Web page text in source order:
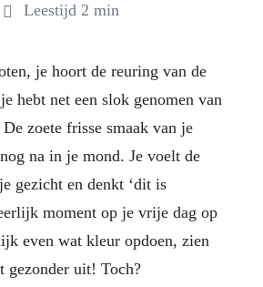
Leestijd 2 min
je hoort de reuring van de
hebt net een slok genomen van
zoete frisse smaak van je
na in je mond. Je voelt de
gezicht en denkt ‘dit is
moment op je vrije dag op
even wat kleur opdoen, zien
gezonder uit! Toch?